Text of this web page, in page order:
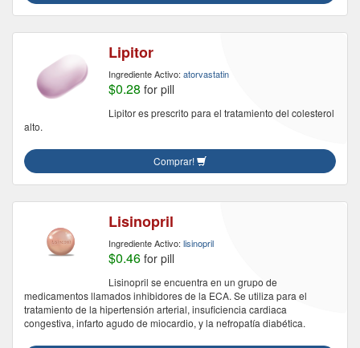
Lipitor
Ingrediente Activo: atorvastatin
$0.28 for pill
Lipitor es prescrito para el tratamiento del colesterol
alto.
Comprar!
Lisinopril
Ingrediente Activo: lisinopril
$0.46 for pill
Lisinopril se encuentra en un grupo de
medicamentos llamados inhibidores de la ECA. Se utiliza para el
tratamiento de la hipertensión arterial, insuficiencia cardiaca
congestiva, infarto agudo de miocardio, y la nefropatía diabética.